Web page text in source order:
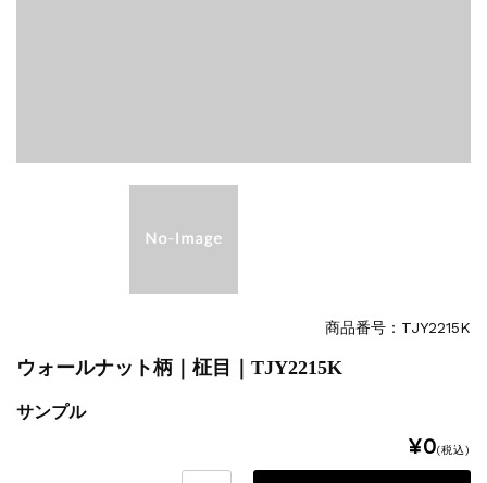
商品番号：TJY2215K
ウォールナット柄｜柾目｜TJY2215K
サンプル
¥0(税込)